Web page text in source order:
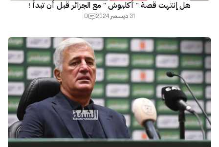
هل إنتهت قصة " أكليوش " مع الجزائر قبل أن تبدأ !
31 ديسمبر 2024 0